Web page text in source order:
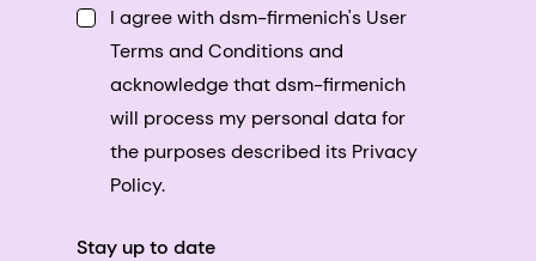
I agree with dsm-firmenich's User
Terms and Conditions and
acknowledge that dsm-firmenich
will process my personal data for
the purposes described its Privacy
Policy.
Stay up to date